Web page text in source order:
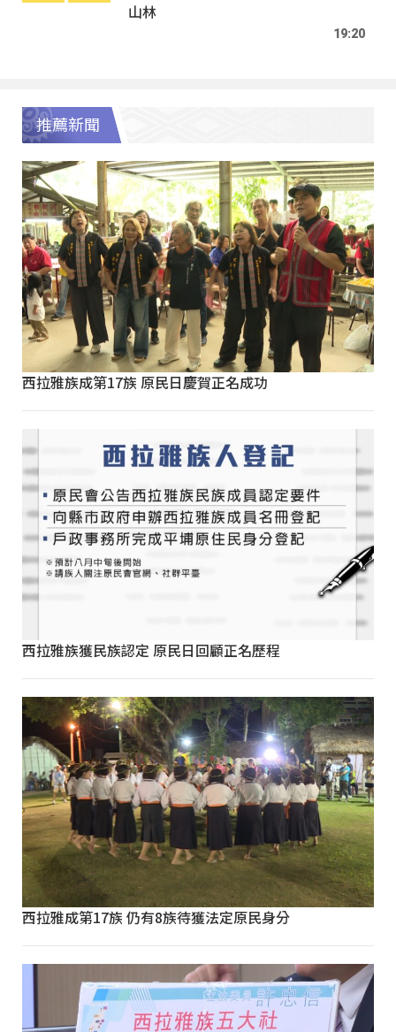
山林
19:20
推薦新聞
西拉雅族成第17族 原民日慶賀正名成功
西拉雅族獲民族認定 原民日回顧正名歷程
西拉雅成第17族 仍有8族待獲法定原民身分